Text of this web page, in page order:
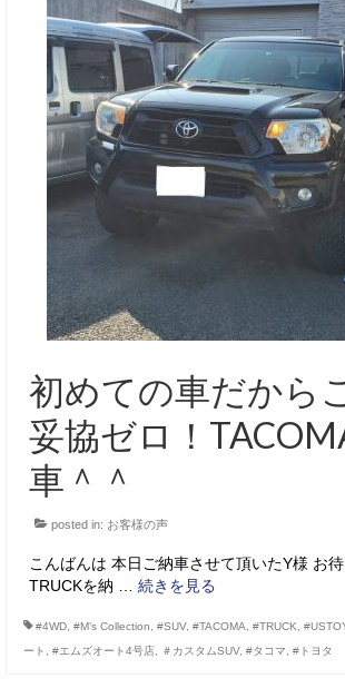
初めての車だから
妥協ゼロ！
車＾＾
posted in: お客様の声
こんばんは 本日ご納車させて頂いたY様 お
TRUCKを納 … 続きを見る
#4WD #M’s Collection #SUV, #TACOMA #TRUCK
ート
#エムズオート4号店 ＃カスタムSUV, #タコマ #トヨタ